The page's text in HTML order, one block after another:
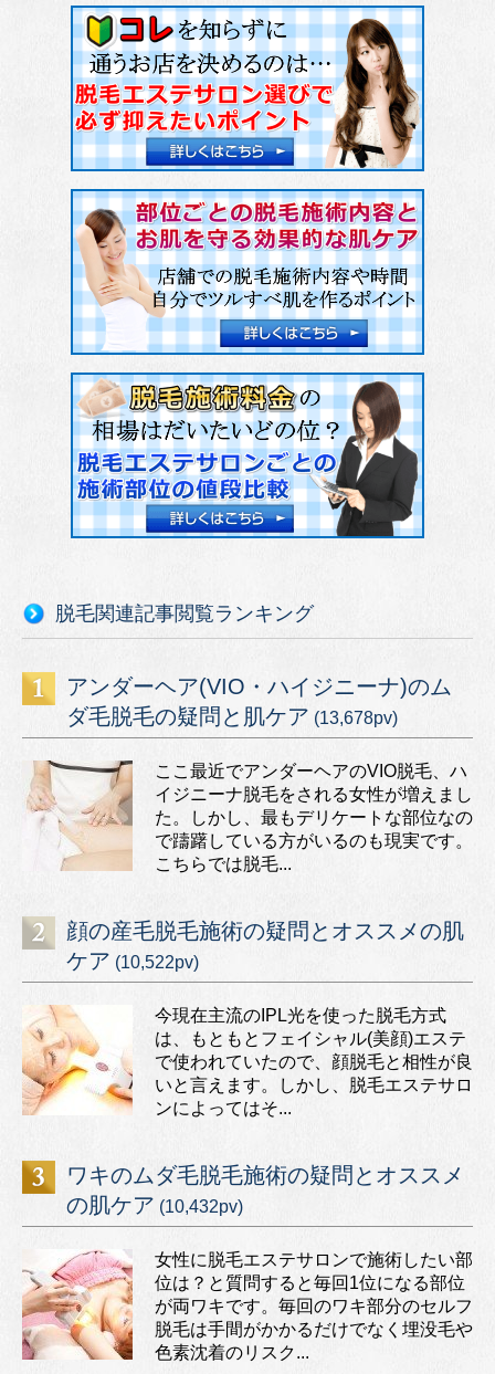
脱毛関連記事閲覧ランキング
アンダーヘア(VIO・ハイジニーナ)のム
ダ毛脱毛の疑問と肌ケア (13,678pv)
ここ最近でアンダーヘアのVIO脱毛、ハ
イジニーナ脱毛をされる女性が増えまし
た。しかし、最もデリケートな部位なの
で躊躇している方がいるのも現実です。
こちらでは脱毛...
顔の産毛脱毛施術の疑問とオススメの肌
ケア (10,522pv)
今現在主流のIPL光を使った脱毛方式
は、もともとフェイシャル(美顔)エステ
で使われていたので、顔脱毛と相性が良
いと言えます。しかし、脱毛エステサロ
ンによってはそ...
ワキのムダ毛脱毛施術の疑問とオススメ
の肌ケア (10,432pv)
女性に脱毛エステサロンで施術したい部
位は？と質問すると毎回1位になる部位
が両ワキです。毎回のワキ部分のセルフ
脱毛は手間がかかるだけでなく埋没毛や
色素沈着のリスク...